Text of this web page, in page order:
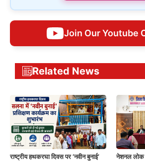
Join Our Youtube
Related News
राष्ट्रीय हथकरघा दिवस पर ‘नवीन बुनाई’
नेशनल लोक